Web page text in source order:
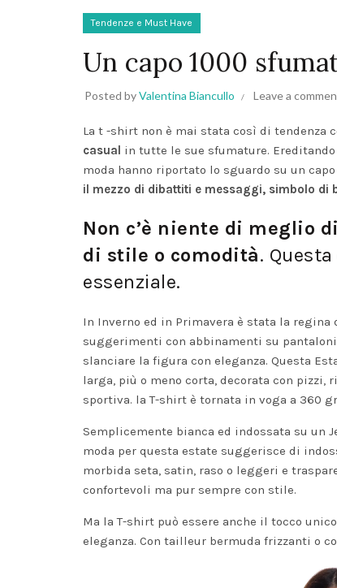
Tendenze e Must Have
Un capo 1000
Posted byValentina Biancullo Leave a
La t -shirt non è mai stata così di tendenza
casual in tutte le sue sfumature.
moda hanno riportato lo sguardo su un
il mezzo di dibattiti e messaggi, simbolo di
Non c’è niente di meglio
di stile o comodità.
essenziale.
In Inverno ed in Primavera è stata la
suggerimenti con abbinamenti su
slanciare la figura con eleganza. Questa
larga, più o meno corta, decorata con
sportiva. la T-shirt è tornata in voga a 360
Semplicemente bianca ed indossata su un
moda per questa estate suggerisce di
morbida seta, satin, raso o leggeri e
confortevoli ma pur sempre con stile.
Ma la T-shirt può essere anche il tocco
eleganza. Con tailleur bermuda frizzanti o